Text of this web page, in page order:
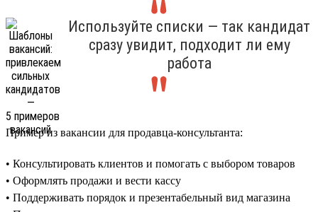
Используйте списки — так кандидат
сразу увидит, подходит ли ему
работа
Пример из вакансии для продавца-консультанта:
• Консультировать клиентов и помогать с выбором товаров
• Оформлять продажи и вести кассу
• Поддерживать порядок и презентабельный вид магазина